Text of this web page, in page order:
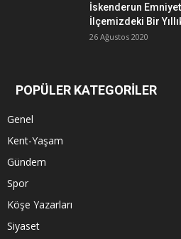
İskenderun
İlçemizdeki Bir
26 Ağustos 2020
POPÜLER KATEGORİLER
Genel
Kent-Yaşam
Gündem
Spor
Köşe Yazarları
Siyaset